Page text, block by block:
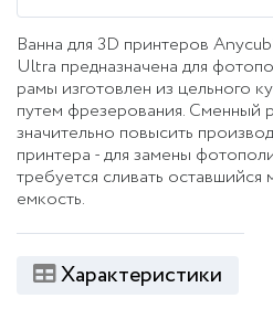
Ванна для 3D принтеров
Ultra предназначена для
рамы изготовлен из цельного
путем фрезерования. Сменный
значительно повысить
принтера - для замены
требуется сливать
емкость.
Характеристики